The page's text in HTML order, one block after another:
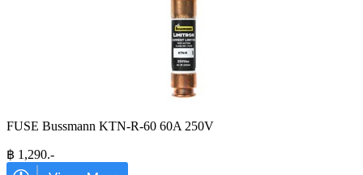
FUSE Bussmann KTN-R-60 60A 250V
฿ 1,290.-